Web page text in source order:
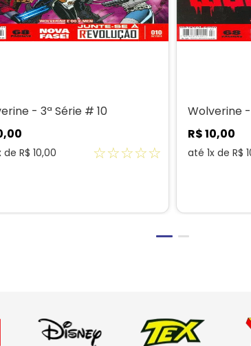
- 3ª Série # 10
,00
de R$ 10,00 ☆☆☆☆☆
Wolverine
R$10,00
até 1x de R$